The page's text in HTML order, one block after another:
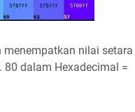
nilai setara
80 dalam Hexadecimal =